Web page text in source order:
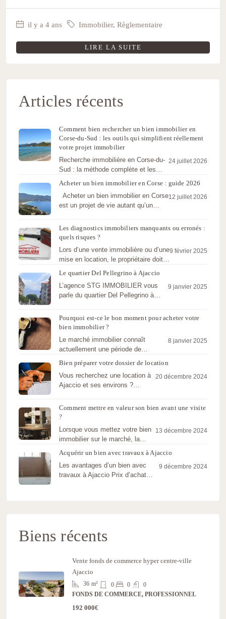
il y a 4 ans Immobilier, Règlementaire
LIRE LA SUITE
Articles récents
Comment bien rechercher un bien immobilier en
Corse-du-Sud : les outils qui simplifient réellement
votre projet immobilier
24 juillet 2026
Recherche immobilière en Corse-du-
Sud : la méthode complète et les
Acheter un bien immobilier en Corse : guide 2026
12 juillet 2026
Acheter un bien immobilier en Corse
est un projet de vie autant qu’un
Les diagnostics immobiliers manquants ou erronés :
quels risques ?
9 février 2025
Lors d’une vente immobilière ou d’une
mise en location, le propriétaire doit
Le quartier Del Pellegrino à Ajaccio
9 janvier 2025
L’agence STG IMMOBILIER vous
parle du quartier Del Pellegrino à
Pourquoi est-ce le bon moment pour acheter votre
bien immobilier ?
8 janvier 2025
Le marché immobilier connaît
actuellement une période de
envisagent d’acheter…
Bien préparer votre dossier de location
20 décembre 2024
Vous recherchez une location à
Ajaccio et ses environs ?
IMMOBILIER vous conseille
pour bien…
Comment mettre en valeur son bien avant une visite
?
13 décembre 2024
Lorsque vous mettez votre bien
immobilier sur le marché, la
cruciale. Une…
Acquérir un bien avec travaux à Ajaccio
9 décembre 2024
Les avantages d’un bien avec
travaux à Ajaccio Prix d’achat
Biens récents
Vente fonds de commerce hyper centre-ville
Ajaccio
36 m² 0 0
0
FONDS DE COMMERCE, PROFESSIONNEL
192 000€